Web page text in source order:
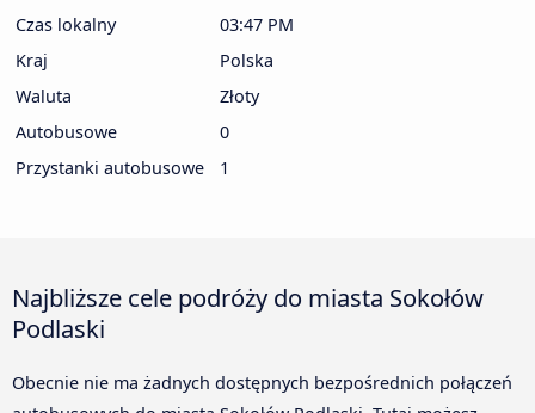
Czas lokalny
03:47 PM
Kraj
Polska
Waluta
Złoty
Autobusowe
0
Przystanki autobusowe
1
Najbliższe cele podróży do miasta Sokołów
Podlaski
Obecnie nie ma żadnych dostępnych bezpośrednich połączeń